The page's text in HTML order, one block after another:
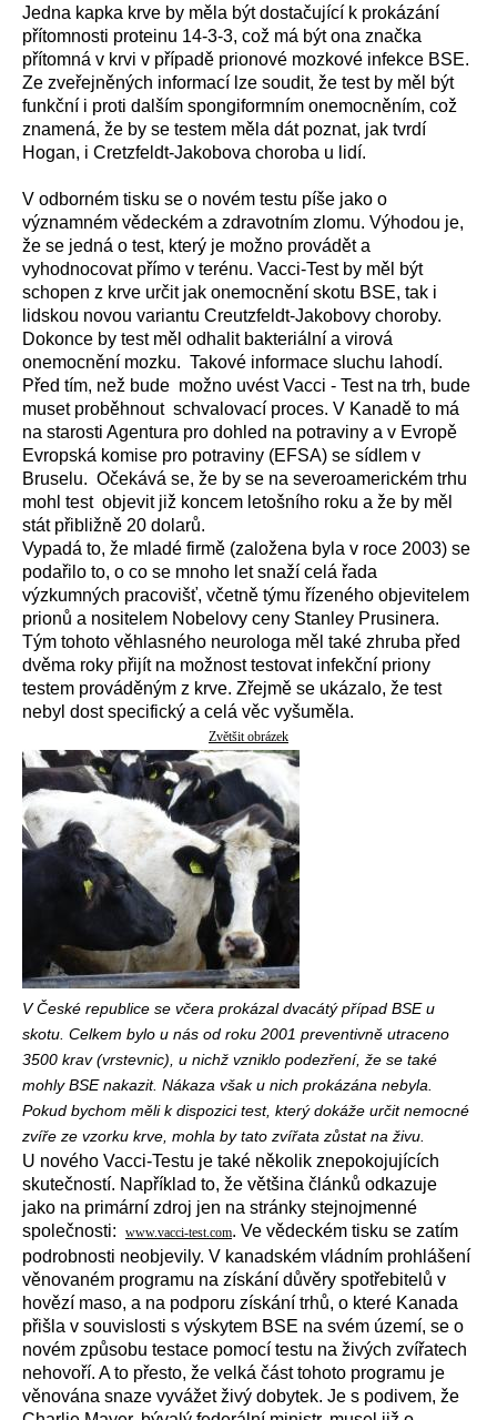
Jedna kapka krve by měla být dostačující k prokázání
přítomnosti proteinu 14-3-3, což má být ona značka
přítomná v krvi v případě prionové mozkové infekce BSE.
Ze zveřejněných informací lze soudit, že test by měl být
funkční i proti dalším spongiformním onemocněním, což
znamená, že by se testem měla dát poznat, jak tvrdí
Hogan, i Cretzfeldt-Jakobova choroba u lidí.
V odborném tisku se o novém testu píše jako o
významném vědeckém a zdravotním zlomu. Výhodou je,
že se jedná o test, který je možno provádět a
vyhodnocovat přímo v terénu. Vacci-Test by měl být
schopen z krve určit jak onemocnění skotu BSE, tak i
lidskou novou variantu Creutzfeldt-Jakobovy choroby.
Dokonce by test měl odhalit bakteriální a virová
onemocnění mozku. Takové informace sluchu lahodí.
Před tím, než bude možno uvést Vacci - Test na trh, bude
muset proběhnout schvalovací proces. V Kanadě to má
na starosti Agentura pro dohled na potraviny a v Evropě
Evropská komise pro potraviny (EFSA) se sídlem v
Bruselu. Očekává se, že by se na severoamerickém trhu
mohl test objevit již koncem letošního roku a že by měl
stát přibližně 20 dolarů.
Vypadá to, že mladé firmě (založena byla v roce 2003) se
podařilo to, o co se mnoho let snaží celá řada
výzkumných pracovišť, včetně týmu řízeného objevitelem
prionů a nositelem Nobelovy ceny Stanley Prusinera.
Tým tohoto věhlasného neurologa měl také zhruba před
dvěma roky přijít na možnost testovat infekční priony
testem prováděným z krve. Zřejmě se ukázalo, že test
nebyl dost specifický a celá věc vyšuměla.
Zvětšit obrázek
V České republice se včera prokázal dvacátý případ BSE u
skotu. Celkem bylo u nás od roku 2001 preventivně utraceno
3500 krav (vrstevnic), u nichž vzniklo podezření, že se také
mohly BSE nakazit. Nákaza však u nich prokázána nebyla.
Pokud bychom měli k dispozici test, který dokáže určit nemocné
zvíře ze vzorku krve, mohla by tato zvířata zůstat na živu.
U nového Vacci-Testu je také několik znepokojujících
skutečností. Například to, že většina článků odkazuje
jako na primární zdroj jen na stránky stejnojmenné
společnosti:
www.vacci-test.com. Ve vědeckém tisku se zatím
podrobnosti neobjevily. V kanadském vládním prohlášení
věnovaném programu na získání důvěry spotřebitelů v
hovězí maso, a na podporu získání trhů, o které Kanada
přišla v souvislosti s výskytem BSE na svém území, se o
novém způsobu testace pomocí testu na živých zvířatech
nehovoří. A to přesto, že velká část tohoto programu je
věnována snaze vyvážet živý dobytek. Je s podivem, že